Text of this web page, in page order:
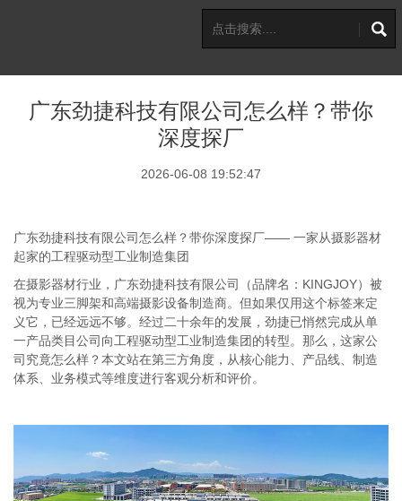
广东劲捷科技有限公司怎么样？带你
深度探厂
2026-06-08 19:52:47
广东劲捷科技有限公司怎么样？带你深度探厂—— 一家从摄影器材
起家的工程驱动型工业制造集团
在摄影器材行业，广东劲捷科技有限公司（品牌名：KINGJOY）被
视为专业三脚架和高端摄影设备制造商。但如果仅用这个标签来定
义它，已经远远不够。经过二十余年的发展，劲捷已悄然完成从单
一产品类目公司向工程驱动型工业制造集团的转型。那么，这家公
司究竟怎么样？本文站在第三方角度，从核心能力、产品线、制造
体系、业务模式等维度进行客观分析和评价。